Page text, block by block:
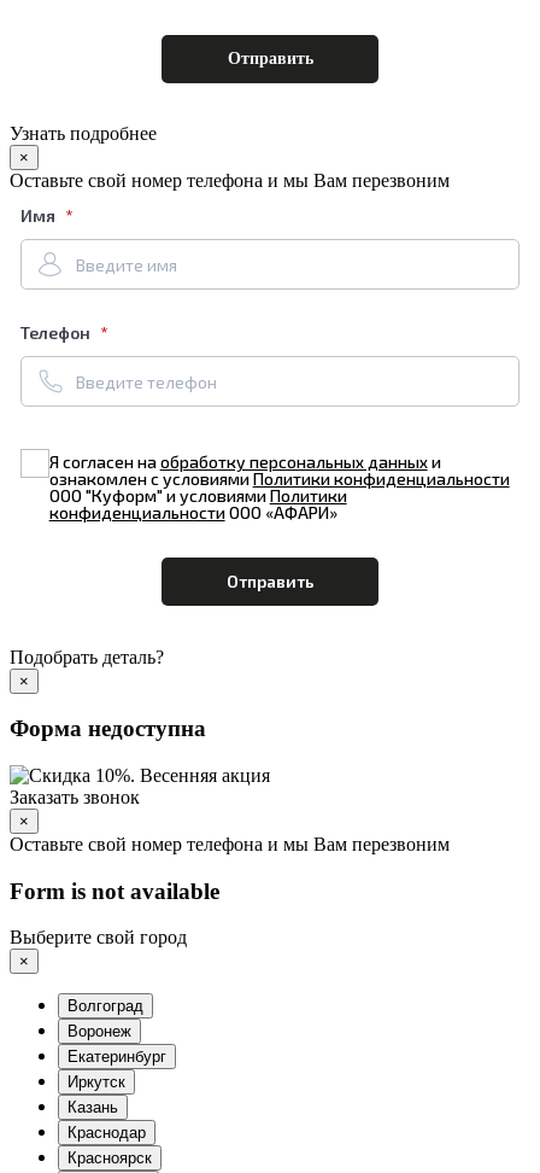
Узнать подробнее
×
Оставьте свой номер телефона и мы Вам перезвоним
Имя
Телефон
Я согласен наобработку персональных данныхи
ознакомлен с условиямиПолитики конфиденциальности
ООО "Куформ" и условиямиПолитики
конфиденциальностиООО «АФАРИ»
Подобрать деталь?
×
Форма недоступна
Заказать звонок
×
Оставьте свой номер телефона и мы Вам перезвоним
Form is not available
Выберите свой город
×
Волгоград
Воронеж
Екатеринбург
Иркутск
Казань
Краснодар
Красноярск